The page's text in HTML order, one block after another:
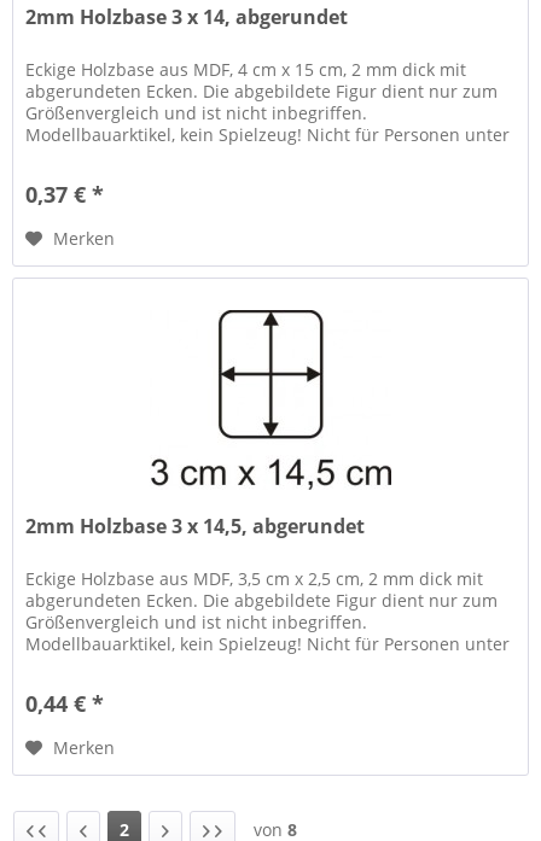
2mm Holzbase 3 x 14, abgerundet
Eckige Holzbase aus MDF, 4 cm x 15 cm, 2 mm dick mit
abgerundeten Ecken. Die abgebildete Figur dient nur zum
Größenvergleich und ist nicht inbegriffen.
Modellbauarktikel, kein Spielzeug! Nicht für Personen unter
0,37 € *
Merken
2mm Holzbase 3 x 14,5, abgerundet
Eckige Holzbase aus MDF, 3,5 cm x 2,5 cm, 2 mm dick mit
abgerundeten Ecken. Die abgebildete Figur dient nur zum
Größenvergleich und ist nicht inbegriffen.
Modellbauarktikel, kein Spielzeug! Nicht für Personen unter
0,44 € *
Merken
2 von 8